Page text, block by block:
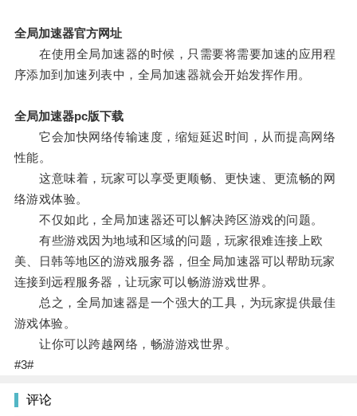
全局加速器官方网址
在使用全局加速器的时候，只需要将需要加速的应用程
序添加到加速列表中，全局加速器就会开始发挥作用。
全局加速器pc版下载
它会加快网络传输速度，缩短延迟时间，从而提高网络
性能。
这意味着，玩家可以享受更顺畅、更快速、更流畅的网
络游戏体验。
不仅如此，全局加速器还可以解决跨区游戏的问题。
有些游戏因为地域和区域的问题，玩家很难连接上欧
美、日韩等地区的游戏服务器，但全局加速器可以帮助玩家
连接到远程服务器，让玩家可以畅游游戏世界。
总之，全局加速器是一个强大的工具，为玩家提供最佳
游戏体验。
让你可以跨越网络，畅游游戏世界。
#3#
评论